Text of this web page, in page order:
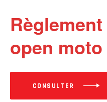
open moto
CONSULTER